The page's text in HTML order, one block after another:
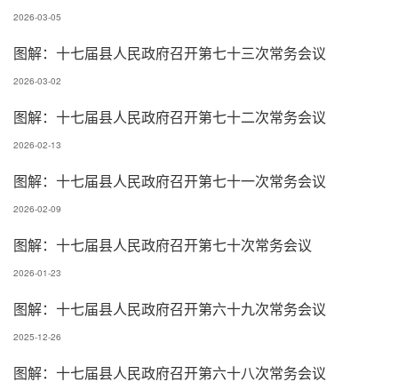
2026-03-05
图解：十七届县人民政府召开第七十三次常务会议
2026-03-02
图解：十七届县人民政府召开第七十二次常务会议
2026-02-13
图解：十七届县人民政府召开第七十一次常务会议
2026-02-09
图解：十七届县人民政府召开第七十次常务会议
2026-01-23
图解：十七届县人民政府召开第六十九次常务会议
2025-12-26
图解：十七届县人民政府召开第六十八次常务会议